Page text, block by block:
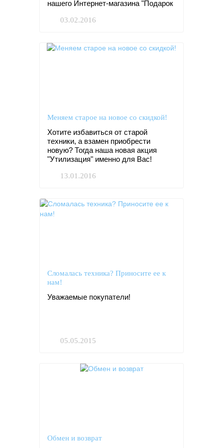
03.02.2016
нашего Интернет-магазина "Подарок
Меняем старое на новое со скидкой!
13.01.2016
Хотите избавиться от старой
техники, а взамен приобрести
новую? Тогда наша новая акция
"Утилизация" именно для Вас!
Сломалась техника? Приносите ее к
нам!
05.05.2015
Уважаемые покупатели!
Обмен и возврат